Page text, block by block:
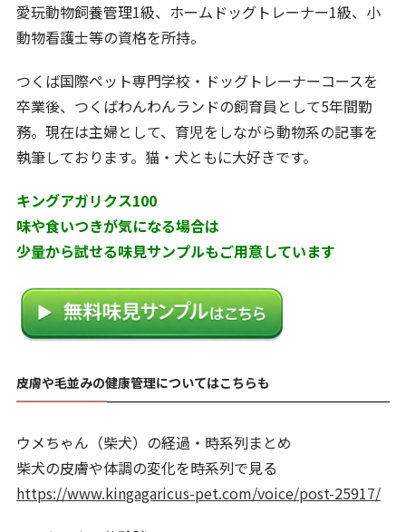
愛玩動物飼養管理1級、ホームドッグトレーナー1級、小
動物看護士等の資格を所持。
つくば国際ペット専門学校・ドッグトレーナーコースを
卒業後、つくばわんわんランドの飼育員として5年間勤
務。現在は主婦として、育児をしながら動物系の記事を
執筆しております。猫・犬ともに大好きです。
キングアガリクス100
味や食いつきが気になる場合は
少量から試せる味見サンプルもご用意しています
皮膚や毛並みの健康管理についてはこちらも
ウメちゃん（柴犬）の経過・時系列まとめ
柴犬の皮膚や体調の変化を時系列で見る
https://www.kingagaricus-pet.com/voice/post-25917/